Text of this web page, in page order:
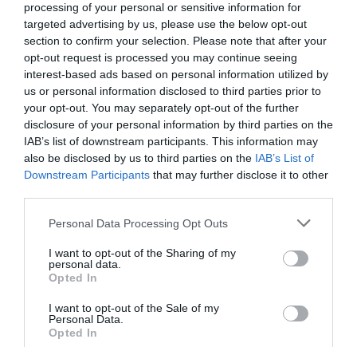
processing of your personal or sensitive information for
targeted advertising by us, please use the below opt-out
section to confirm your selection. Please note that after your
opt-out request is processed you may continue seeing
interest-based ads based on personal information utilized by
us or personal information disclosed to third parties prior to
your opt-out. You may separately opt-out of the further
disclosure of your personal information by third parties on the
IAB’s list of downstream participants. This information may
also be disclosed by us to third parties on the IAB’s List of
Downstream Participants that may further disclose it to other
Personal Data Processing Opt Outs
I want to opt-out of the Sharing of my
personal data.
Opted In
I want to opt-out of the Sale of my
Personal Data.
Opted In
renouvelé que les tissus, les sièges restent les mêmes).
En revanche, chez AF, les sièges éco sont hors du temps :
écrans minuscules, surnommés de manière peu flatteuse, les
timbres postes, espace faible entre les sièges…
Bref, un renouvellement s’imposait et les capacités
financières limitées d’Air France rendent ce programme
particulièrement long !
fred06a commenté :
2 août 2016 - 14 h 09 min
Les sièges Cirrus d’AF sont des bas de gamme, on remarque
au lieu de 4, les séparateurs n’étant que des plaques
amovibles que le personnel apporte et emportent!